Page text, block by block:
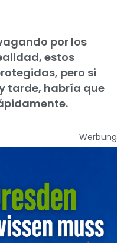
por los
estos
pero si
tarde, habría que
Werbung